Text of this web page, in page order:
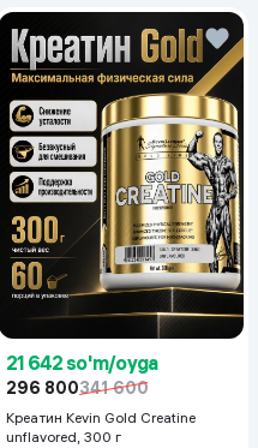
21 642 so'm/oyga
296 800341 600
Креатин Kevin Gold Creatine
unflavored, 300 г